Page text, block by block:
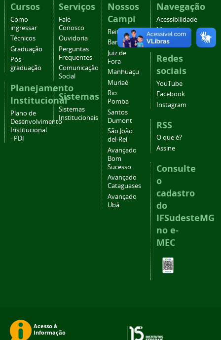
Cursos
Como
ingressar
Técnicos
Graduação
Pós-
graduação
Planejamento
Institucional
Plano de
Desenvolvimento
Institucional
- PDI
Serviços
Fale
Conosco
Ouvidoria
Perguntas
Frequentes
Comunicação
Social
Sistemas
Sistemas
Institucionais
Nossos
Campi
Reitoria
Barbacena
Juiz de
Fora
Manhuaçu
Muriaé
Rio
Pomba
Santos
Dumont
São João
del-Rei
Avançado
Bom
Sucesso
Avançado
Cataguases
Avançado
Ubá
Navegação
Acessibilidade
Mapa do
site
Redes
sociais
YouTube
Facebook
Instagram
RSS
O que é?
Assine
Consulte
o
cadastro
do
IFSudesteMG
no e-
MEC